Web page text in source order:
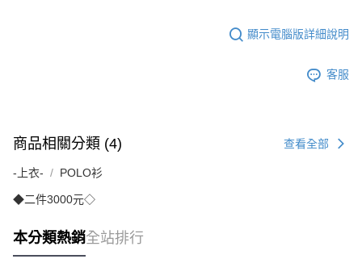
顯示電腦版詳細說明
客服
商品相關分類 (4) 查看全部
-上衣- POLO衫
◆二件3000元◇
本分類熱銷全站排行